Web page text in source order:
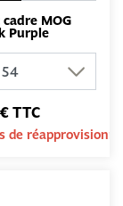
MOG
Purple
TTC
de